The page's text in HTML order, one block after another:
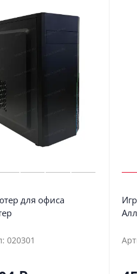
для офиса
020301